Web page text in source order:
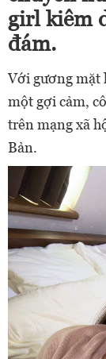
girl kiêm
đám.
Với gương mặt
một gợi cảm,
trên mạng xã
Bản.